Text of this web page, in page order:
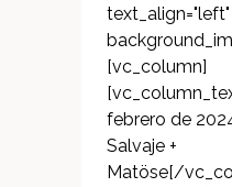
text_align="left"
[vc_column]
febrero de
Salvaje +
Matöse[/